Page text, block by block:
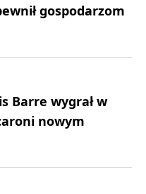
gospodarzom
Barre wygrał w
nowym